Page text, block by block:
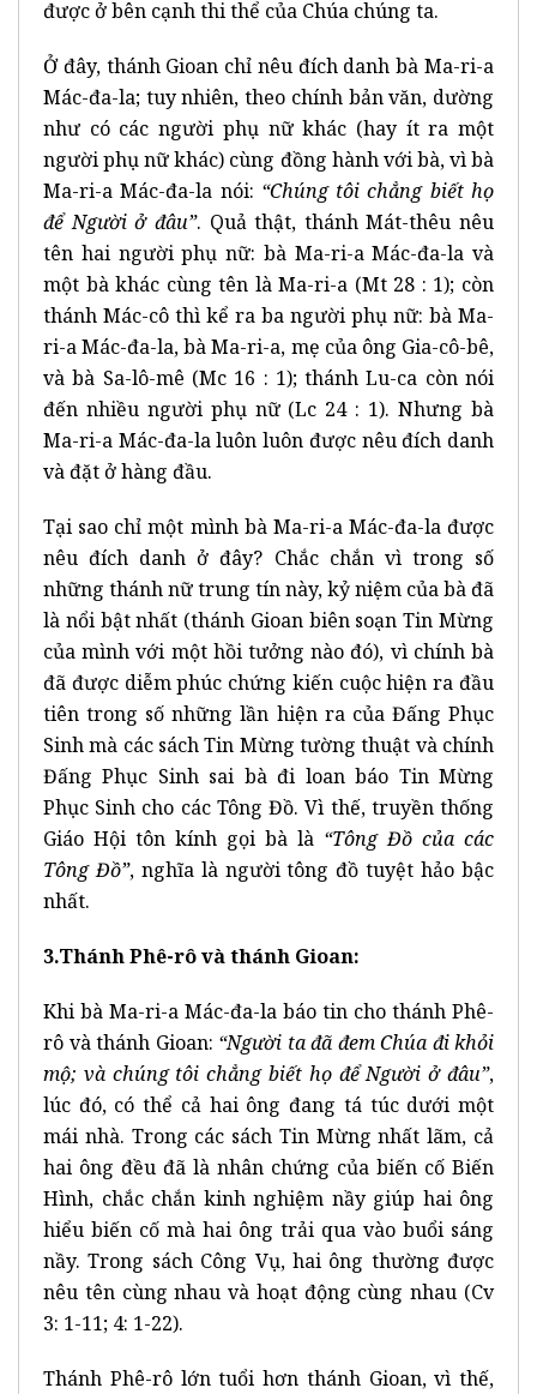
được ở bên cạnh thi thể của Chúa chúng ta.
Ở đây, thánh Gioan chỉ nêu đích danh bà Ma-ri-a
Mác-đa-la; tuy nhiên, theo chính bản văn, dường
như có các người phụ nữ khác (hay ít ra một
người phụ nữ khác) cùng đồng hành với bà, vì bà
Ma-ri-a Mác-đa-la nói: “Chúng tôi chẳng biết họ
để Người ở đâu”. Quả thật, thánh Mát-thêu nêu
tên hai người phụ nữ: bà Ma-ri-a Mác-đa-la và
một bà khác cùng tên là Ma-ri-a (Mt 28 : 1); còn
thánh Mác-cô thì kể ra ba người phụ nữ: bà Ma-
ri-a Mác-đa-la, bà Ma-ri-a, mẹ của ông Gia-cô-bê,
và bà Sa-lô-mê (Mc 16 : 1); thánh Lu-ca còn nói
đến nhiều người phụ nữ (Lc 24 : 1). Nhưng bà
Ma-ri-a Mác-đa-la luôn luôn được nêu đích danh
và đặt ở hàng đầu.
Tại sao chỉ một mình bà Ma-ri-a Mác-đa-la được
nêu đích danh ở đây? Chắc chắn vì trong số
những thánh nữ trung tín này, kỷ niệm của bà đã
là nổi bật nhất (thánh Gioan biên soạn Tin Mừng
của mình với một hồi tưởng nào đó), vì chính bà
đã được diễm phúc chứng kiến cuộc hiện ra đầu
tiên trong số những lần hiện ra của Đấng Phục
Sinh mà các sách Tin Mừng tường thuật và chính
Đấng Phục Sinh sai bà đi loan báo Tin Mừng
Phục Sinh cho các Tông Đồ. Vì thế, truyền thống
Giáo Hội tôn kính gọi bà là “Tông Đồ của các
Tông Đồ”, nghĩa là người tông đồ tuyệt hảo bậc
nhất.
3.Thánh Phê-rô và thánh Gioan:
Khi bà Ma-ri-a Mác-đa-la báo tin cho thánh Phê-
rô và thánh Gioan: “Người ta đã đem Chúa đi khỏi
mộ; và chúng tôi chẳng biết họ để Người ở đâu”,
lúc đó, có thể cả hai ông đang tá túc dưới một
mái nhà. Trong các sách Tin Mừng nhất lãm, cả
hai ông đều đã là nhân chứng của biến cố Biến
Hình, chắc chắn kinh nghiệm nầy giúp hai ông
hiểu biến cố mà hai ông trải qua vào buổi sáng
nầy. Trong sách Công Vụ, hai ông thường được
nêu tên cùng nhau và hoạt động cùng nhau (Cv
3: 1-11; 4: 1-22).
Thánh Phê-rô lớn tuổi hơn thánh Gioan, vì thế,